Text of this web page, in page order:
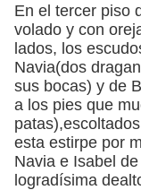
En el tercer piso
volado y con
lados, los
Navia(dos
sus bocas) y de
a los pies que
esta estirpe por
Navia e Isabel
logradísima